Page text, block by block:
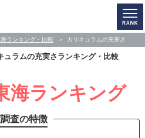
ランキング・比較 カリキュラムの充実さ
ュラムの充実さランキング・比較
海ランキング
査の特徴